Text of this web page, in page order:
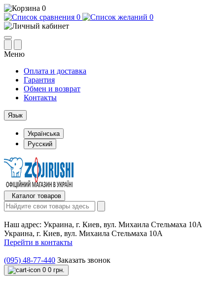
0
0
0
Меню
Оплата и доставка
Гарантия
Обмен и возврат
Контакты
Язык
Українська
Русский
Каталог товаров
Наш адрес: Украина, г. Киев, вул. Михаила Стельмаха 10А
Украина, г. Киев, вул. Михаила Стельмаха 10А
Перейти в контакты
(095) 48-77-440 Заказать звонок
0 0 грн.